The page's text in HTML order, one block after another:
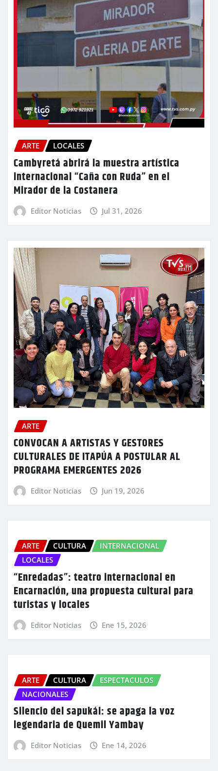
ARTE LOCALES
Cambyretá abrirá la muestra artística
internacional “Caña con Ruda” en el
Mirador de la Costanera
Editor Noticias Jul 31, 2026
ARTE
CONVOCAN A ARTISTAS Y GESTORES
CULTURALES DE ITAPÚA A POSTULAR AL
PROGRAMA EMERGENTES 2026
Editor Noticias Jun 19, 2026
ARTE CULTURA
INTERNACIONAL
LOCALES
“Enredadas”: teatro internacional en
Encarnación, una propuesta cultural para
turistas y locales
Editor Noticias Ene 15, 2026
ARTE CULTURA
ESPECTACULOS
NACIONALES
Silencio del sapukái: se apaga la voz
legendaria de Quemil Yambay
Editor Noticias Ene 14, 2026